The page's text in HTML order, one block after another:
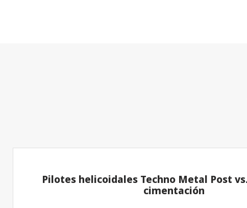
Pilotes helicoidales Techno Metal Post
cimentación